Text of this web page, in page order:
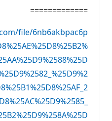
=============
file/6nb6akbpac6p